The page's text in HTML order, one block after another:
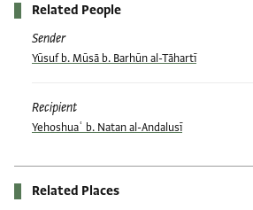
Related People
Sender
Yūsuf b. Mūsā b. Barhūn al-Tāhartī
Recipient
Yehoshuaʿ b. Natan al-Andalusī
Related Places